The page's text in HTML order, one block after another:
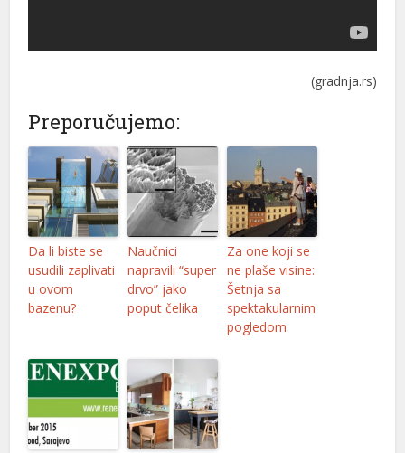
(gradnja.rs)
Preporučujemo:
Da li biste se
usudili zaplivati
u ovom
bazenu?
Naučnici
napravili “super
drvo” jako
poput čelika
Za one koji se
ne plaše visine:
Šetnja sa
spektakularnim
pogledom